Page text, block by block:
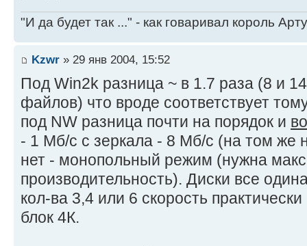
"И да будет так ..." - как говаривал король
Kzwr » 29 янв 2004, 15:52
Под Win2k разница ~ в 1.7 раза (8 и
файлов) что вроде соответствует
под NW разница почти на порядок и
- 1 Мб/c с зеркала - 8 Мб/c (на том же
нет - монопольный режим (нужна
производительность). Диски все
кол-ва 3,4 или 6 скорость
блок 4К.